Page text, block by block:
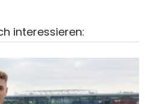
interessieren: